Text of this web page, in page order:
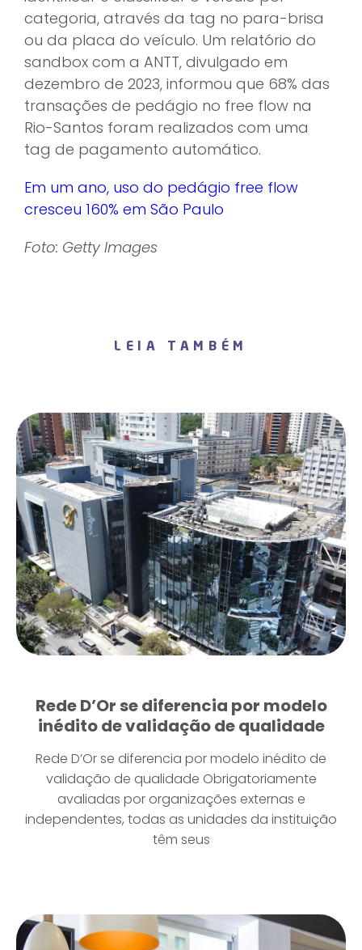
categoria, através da tag no para-brisa
ou da placa do veículo. Um relatório do
sandbox com a ANTT, divulgado em
dezembro de 2023, informou que 68% das
transações de pedágio no free flow na
Rio-Santos foram realizados com uma
tag de pagamento automático.
Em um ano, uso do pedágio free flow
cresceu 160% em São Paulo
Foto: Getty Images
LEIA TAMBÉM
Rede D’Or se diferencia por modelo
inédito de validação de qualidade
Rede D’Or se diferencia por modelo inédito de
validação de qualidade Obrigatoriamente
avaliadas por organizações externas e
independentes, todas as unidades da instituição
têm seus